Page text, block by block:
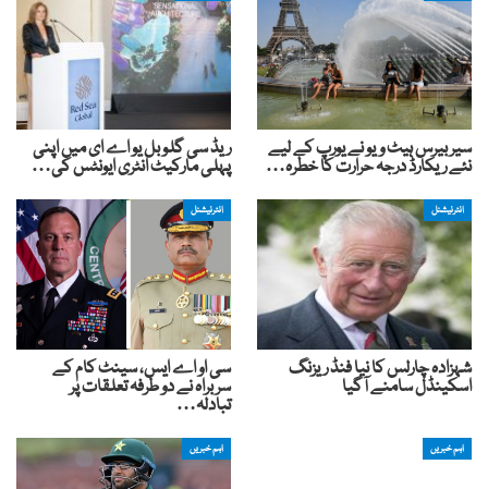
سیربیرس ہیٹ ویو نے یورپ کے لیے
نئے ریکارڈ درجہ حرارت کا خطرہ…
ریڈ سی گلوبل یو اے ای میں اپنی
پہلی مارکیٹ انٹری ایونٹس کی…
انٹرنیشنل
شہزادہ چارلس کا نیا فنڈ ریزنگ
اسکینڈل سامنے آگیا
انٹرنیشنل
سی او اے ایس، سینٹ کام کے
سربراہ نے دو طرفہ تعلقات پر
تبادلہ…
اہم خبریں اہم خبریں